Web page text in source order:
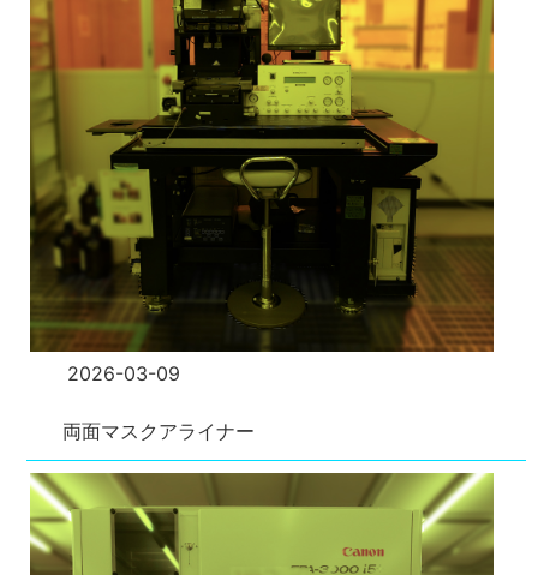
2026-03-09
両面マスクアライナー